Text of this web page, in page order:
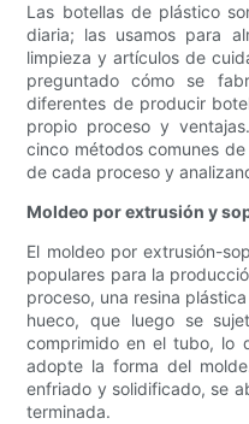
Las botellas de plástico
diaria; las usamos para
limpieza y artículos de
preguntado cómo se
diferentes de producir
propio proceso y
cinco métodos comunes
de cada proceso y
Moldeo por extrusión y
El moldeo por extrusión-
populares para la
proceso, una resina
hueco, que luego se
comprimido en el tubo, lo
adopte la forma del
enfriado y solidificado, se
terminada.